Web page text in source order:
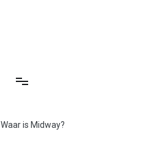
Waar is Midway?